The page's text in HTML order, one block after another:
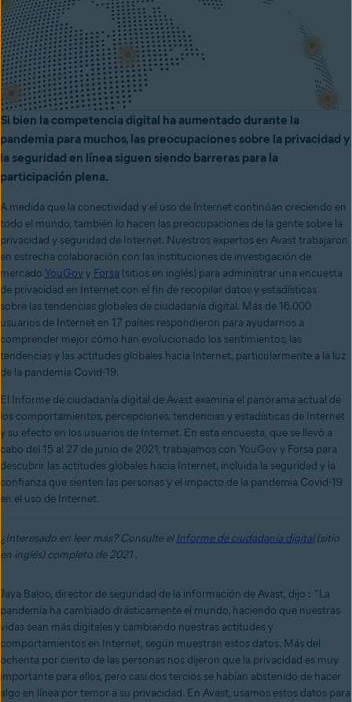
Si bien la competencia digital ha aumentado durante la
pandemia para muchos, las preocupaciones sobre la privacidad y
la seguridad en línea siguen siendo barreras para la
participación plena.
A medida que la conectividad y el uso de Internet continúan creciendo en
todo el mundo, también lo hacen las preocupaciones de la gente sobre la
privacidad y seguridad de Internet. Nuestros expertos en Avast trabajaron
en estrecha colaboración con las instituciones de investigación de
mercado YouGov y Forsa (sitios en inglés) para administrar una encuesta
de privacidad en Internet con el fin de recopilar datos y estadísticas
sobre las tendencias globales de ciudadanía digital. Más de 16.000
usuarios de Internet en 17 países respondieron para ayudarnos a
comprender mejor cómo han evolucionado los sentimientos, las
tendencias y las actitudes globales hacia Internet, particularmente a la luz
de la pandemia Covid-19.
El Informe de ciudadanía digital de Avast examina el panorama actual de
los comportamientos, percepciones, tendencias y estadísticas de Internet
y su efecto en los usuarios de Internet. En esta encuesta, que se llevó a
cabo del 15 al 27 de junio de 2021, trabajamos con YouGov y Forsa para
descubrir las actitudes globales hacia Internet, incluida la seguridad y la
confianza que sienten las personas y el impacto de la pandemia Covid-19
en el uso de Internet.
¿Interesado en leer más? Consulte elInforme de ciudadanía digital(sitio
en inglés) completo de2021.
Jaya Baloo, director de seguridad de la información de Avast, dijo : “La
pandemia ha cambiado drásticamente el mundo, haciendo que nuestras
vidas sean más digitales y cambiando nuestras actitudes y
comportamientos en Internet, según muestran estos datos. Más del
ochenta por ciento de las personas nos dijeron que la privacidad es muy
importante para ellos, pero casi dos tercios se habían abstenido de hacer
algo en línea por temor a su privacidad. En Avast, usamos estos datos para